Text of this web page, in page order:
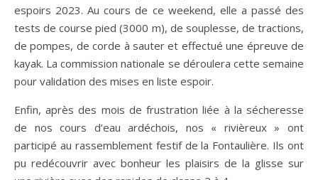
espoirs 2023. Au cours de ce weekend, elle a passé des
tests de course pied (3000 m), de souplesse, de tractions,
de pompes, de corde à sauter et effectué une épreuve de
kayak. La commission nationale se déroulera cette semaine
pour validation des mises en liste espoir.
Enfin, après des mois de frustration liée à la sécheresse
de nos cours d’eau ardéchois, nos « rivièreux » ont
participé au rassemblement festif de la Fontaulière. Ils ont
pu redécouvrir avec bonheur les plaisirs de la glisse sur